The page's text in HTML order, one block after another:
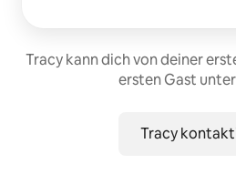
Tracy kann dich von deiner
ersten Gast
Tracy